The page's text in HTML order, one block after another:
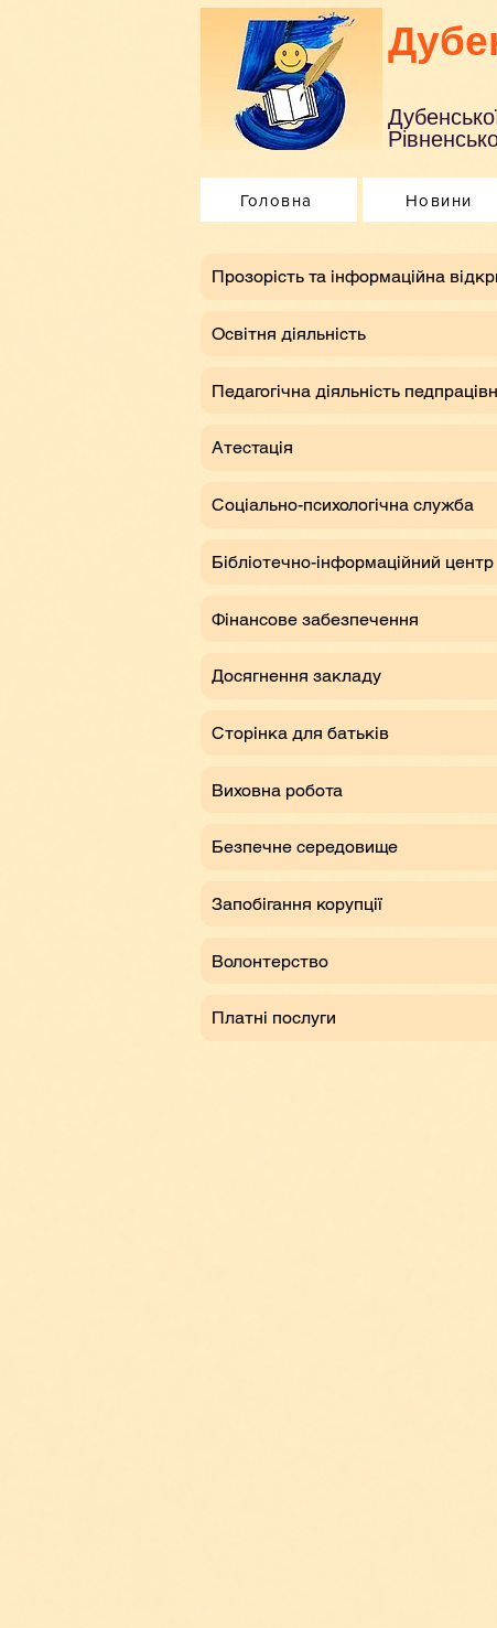
Головна Новини
​Прозорість та інформаційна
Освітня діяльність
Педагогічна діяльність
Атестація
Соціально-психологічна служба
Бібліотечно-інформаційний центр
Фінансове забезпечення
Досягнення закладу
Сторінка для батьків
Виховна робота
Безпечне середовище
Запобігання корупції
Волонтерство
Платні послуги